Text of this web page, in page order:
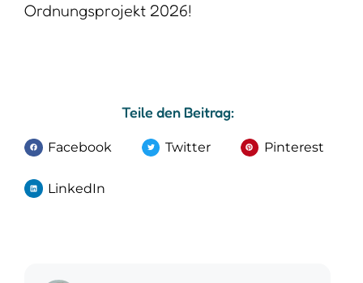
Ordnungsprojekt 2026!
Teile den Beitrag:
Facebook Twitter Pinterest
LinkedIn